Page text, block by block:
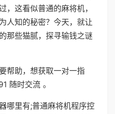
，这看似普通的麻将机，
人知的秘密？今天，就让
那些猫腻，探寻输钱之谜
帮助，想获取一对一指
随时交流 。
哪里有;普通麻将机程序控